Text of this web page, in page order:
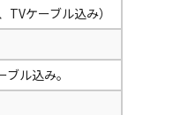
ケーブル込み）
ル込み。